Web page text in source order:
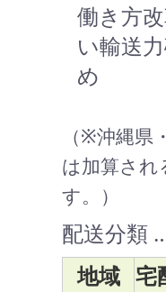
働き方
い輸送
め
（※沖縄県
は加算され
す。）
配送分類
地域 宅